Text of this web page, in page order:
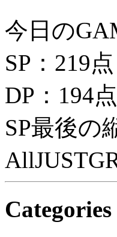
今日の
SP：219点
DP：194点
SP最後の
Categories